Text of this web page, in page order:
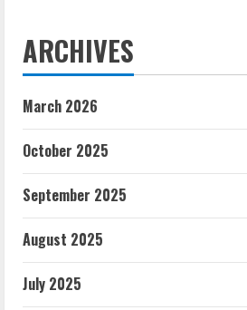
ARCHIVES
March 2026
October 2025
September 2025
August 2025
July 2025